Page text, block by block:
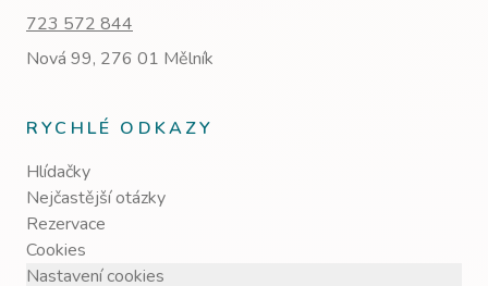
723 572 844
Nová 99, 276 01 Mělník
RYCHLÉ ODKAZY
Hlídačky
Nejčastější otázky
Rezervace
Cookies
Nastavení cookies